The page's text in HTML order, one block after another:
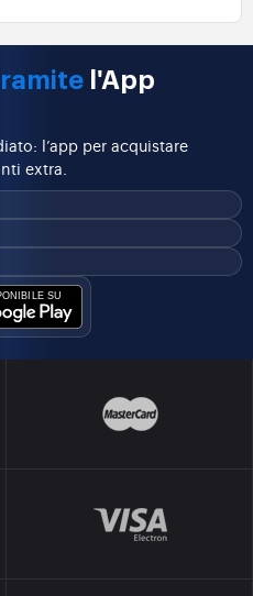
l'App
l’app per acquistare
extra.